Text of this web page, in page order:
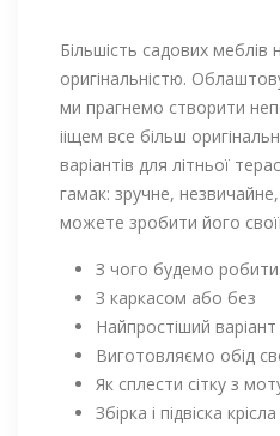
Більшість садових меблів
оригінальністю.
ми прагнемо створити
ііщем все більш
варіантів для літньої
гамак: зручне,
можете зробити його
З чого будемо робити
З каркасом або без
Найпростіший
Виготовляємо обід
Як сплести сітку з
Збірка і підвіска крісла